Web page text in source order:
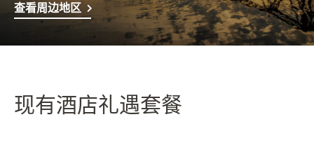
查看周边地区
现有酒店礼遇套餐